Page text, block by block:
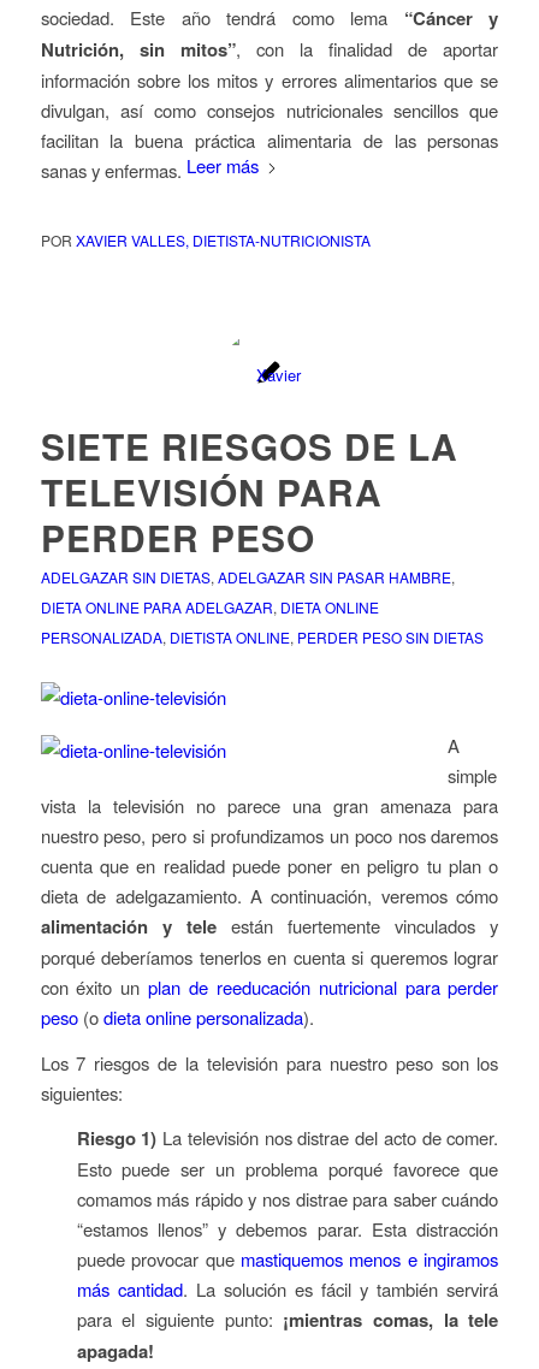
sociedad. Este año tendrá como lema “Cáncer y
Nutrición, sin mitos”, con la finalidad de aportar
información sobre los mitos y errores alimentarios que se
divulgan, así como consejos nutricionales sencillos que
facilitan la buena práctica alimentaria de las personas
sanas y enfermas. Leer más
POR XAVIER VALLES, DIETISTA-NUTRICIONISTA
SIETE RIESGOS DE LA
TELEVISIÓN PARA
PERDER PESO
ADELGAZAR SIN DIETAS, ADELGAZAR SIN PASAR HAMBRE,
DIETA ONLINE PARA ADELGAZAR, DIETA ONLINE
PERSONALIZADA, DIETISTA ONLINE, PERDER PESO SIN DIETAS
A
simple
vista la televisión no parece una gran amenaza para
nuestro peso, pero si profundizamos un poco nos daremos
cuenta que en realidad puede poner en peligro tu plan o
dieta de adelgazamiento. A continuación, veremos cómo
alimentación y teleestán fuertemente vinculados y
porqué deberíamos tenerlos en cuenta si queremos lograr
con éxito unplan de reeducación nutricional para perder
peso(odieta online personalizada).
Los 7 riesgos de la televisión para nuestro peso son los
siguientes:
Riesgo 1) La televisión nos distrae del acto de comer.
Esto puede ser un problema porqué favorece que
comamos más rápido y nos distrae para saber cuándo
“estamos llenos” y debemos parar. Esta distracción
puede provocar que mastiquemos menos e ingiramos
más cantidad. La solución es fácil y también servirá
para el siguiente punto: ¡mientras comas, la tele
apagada!